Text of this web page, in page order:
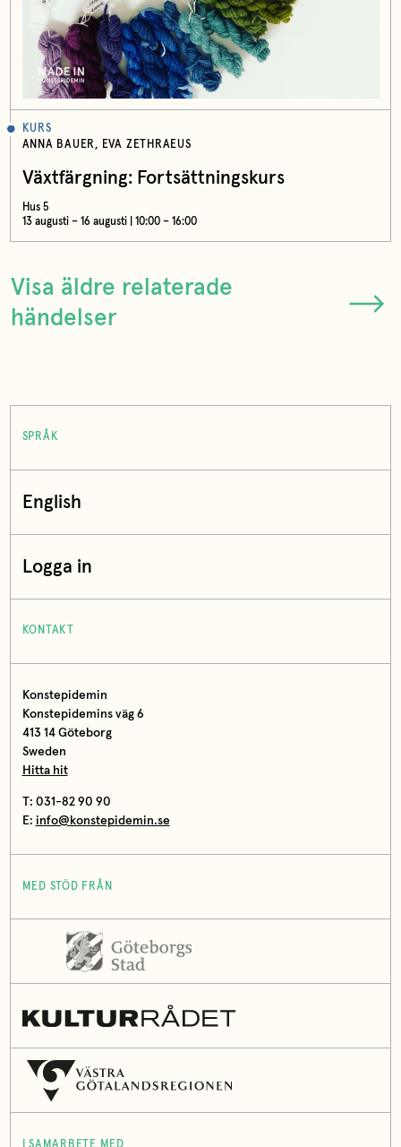
KURS
ANNA BAUER, EVA ZETHRAEUS
Växtfärgning: Fortsättningskurs
Hus 5
13 augusti – 16 augusti | 10:00 – 16:00
Visa äldre relaterade
händelser
SPRÅK
English
Logga in
KONTAKT
Konstepidemin
Konstepidemins väg 6
413 14 Göteborg
Sweden
Hitta hit
T: 031-82 90 90
E: info@konstepidemin.se
MED STÖD FRÅN
I SAMARBETE MED